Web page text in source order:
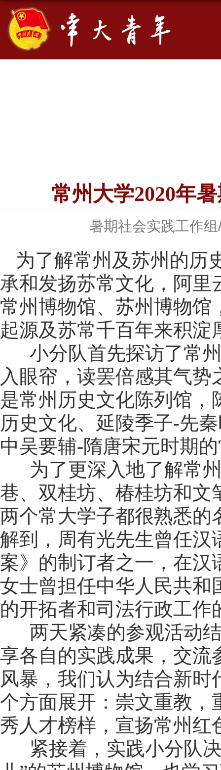
常州大学2020年
暑期社会实践工作
为了解常州及苏州的历
承和发扬苏常文化，阿里
常州博物馆、苏州博物馆
起源及苏常千百年来积淀
小分队首先探访了常州
入眼帘，读罢倍感其气
是常州历史文化陈列馆
历史文化、延陵季子-先
中吴要辅-隋唐宋元时期
为了更深入地了解常州
巷、双桂坊、椿桂坊和文
两个常大学子都很熟悉的
解到，周有光先生曾任汉
案》的制订者之一，在汉
女士曾担任中华人民共和
的开拓者和司法行政工
两天紧凑的参观活动结
享各自的实践成果，交流
风暴，我们认为结合新
个方面展开：崇文重教，
秀人才榜样，宣扬常州红
紧接着，实践小分队决